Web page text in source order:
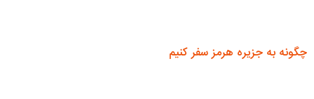
چگونه به جزیره هرمز سفر کنیم